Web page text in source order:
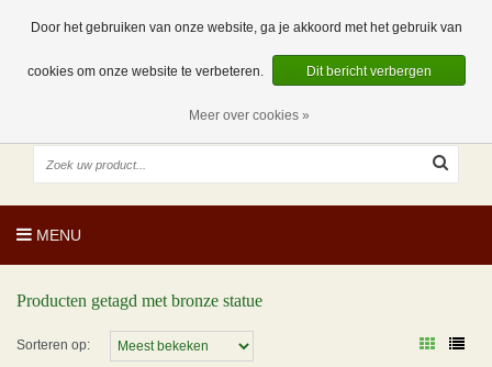
0 Artikelen
NL
EUR
MENU
Producten getagd met bronze statue
Sorteren op:
Door het gebruiken van onze website, ga je akkoord met het gebruik van
cookies om onze website te verbeteren. Dit bericht verbergen
Meer over cookies »